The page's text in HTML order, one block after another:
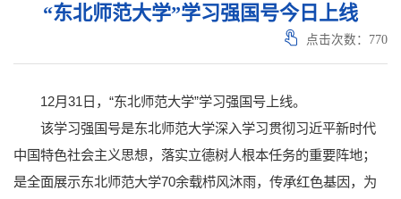
“东北师范大学”学习强国号今日上线
点击次数： 770
12月31日，“东北师范大学”学习强国号上线。
该学习强国号是东北师范大学深入学习贯彻习近平新时代
中国特色社会主义思想，落实立德树人根本任务的重要阵地；
是全面展示东北师范大学70余载栉风沐雨，传承红色基因，为